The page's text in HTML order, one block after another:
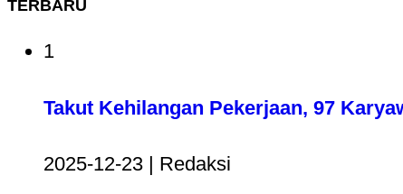
TERBARU
1
Takut Kehilangan Pekerjaan, 97
2025-12-23 | Redaksi